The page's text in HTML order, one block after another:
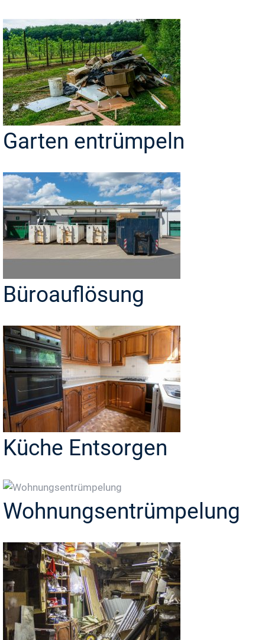
Garten entrümpeln
Büroauflösung
Küche Entsorgen
Wohnungsentrümpelung